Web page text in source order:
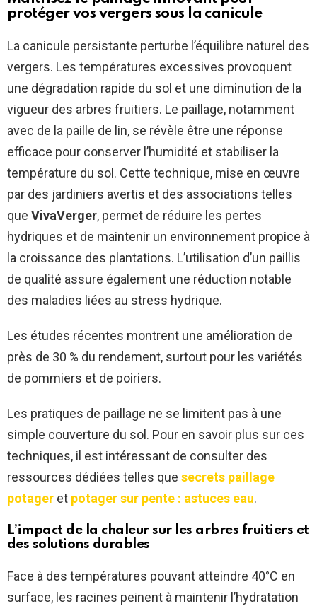
protéger vos vergers sous la canicule
La canicule persistante perturbe l’équilibre naturel des
vergers. Les températures excessives provoquent
une dégradation rapide du sol et une diminution de la
vigueur des arbres fruitiers. Le paillage, notamment
avec de la paille de lin, se révèle être une réponse
efficace pour conserver l’humidité et stabiliser la
température du sol. Cette technique, mise en œuvre
par des jardiniers avertis et des associations telles
que VivaVerger, permet de réduire les pertes
hydriques et de maintenir un environnement propice à
la croissance des plantations. L’utilisation d’un paillis
de qualité assure également une réduction notable
des maladies liées au stress hydrique.
Les études récentes montrent une amélioration de
près de 30 % du rendement, surtout pour les variétés
de pommiers et de poiriers.
Les pratiques de paillage ne se limitent pas à une
simple couverture du sol. Pour en savoir plus sur ces
techniques, il est intéressant de consulter des
ressources dédiées telles que secrets paillage
potager et potager sur pente : astuces eau.
L’impact de la chaleur sur les arbres fruitiers et
des solutions durables
Face à des températures pouvant atteindre 40°C en
surface, les racines peinent à maintenir l’hydratation